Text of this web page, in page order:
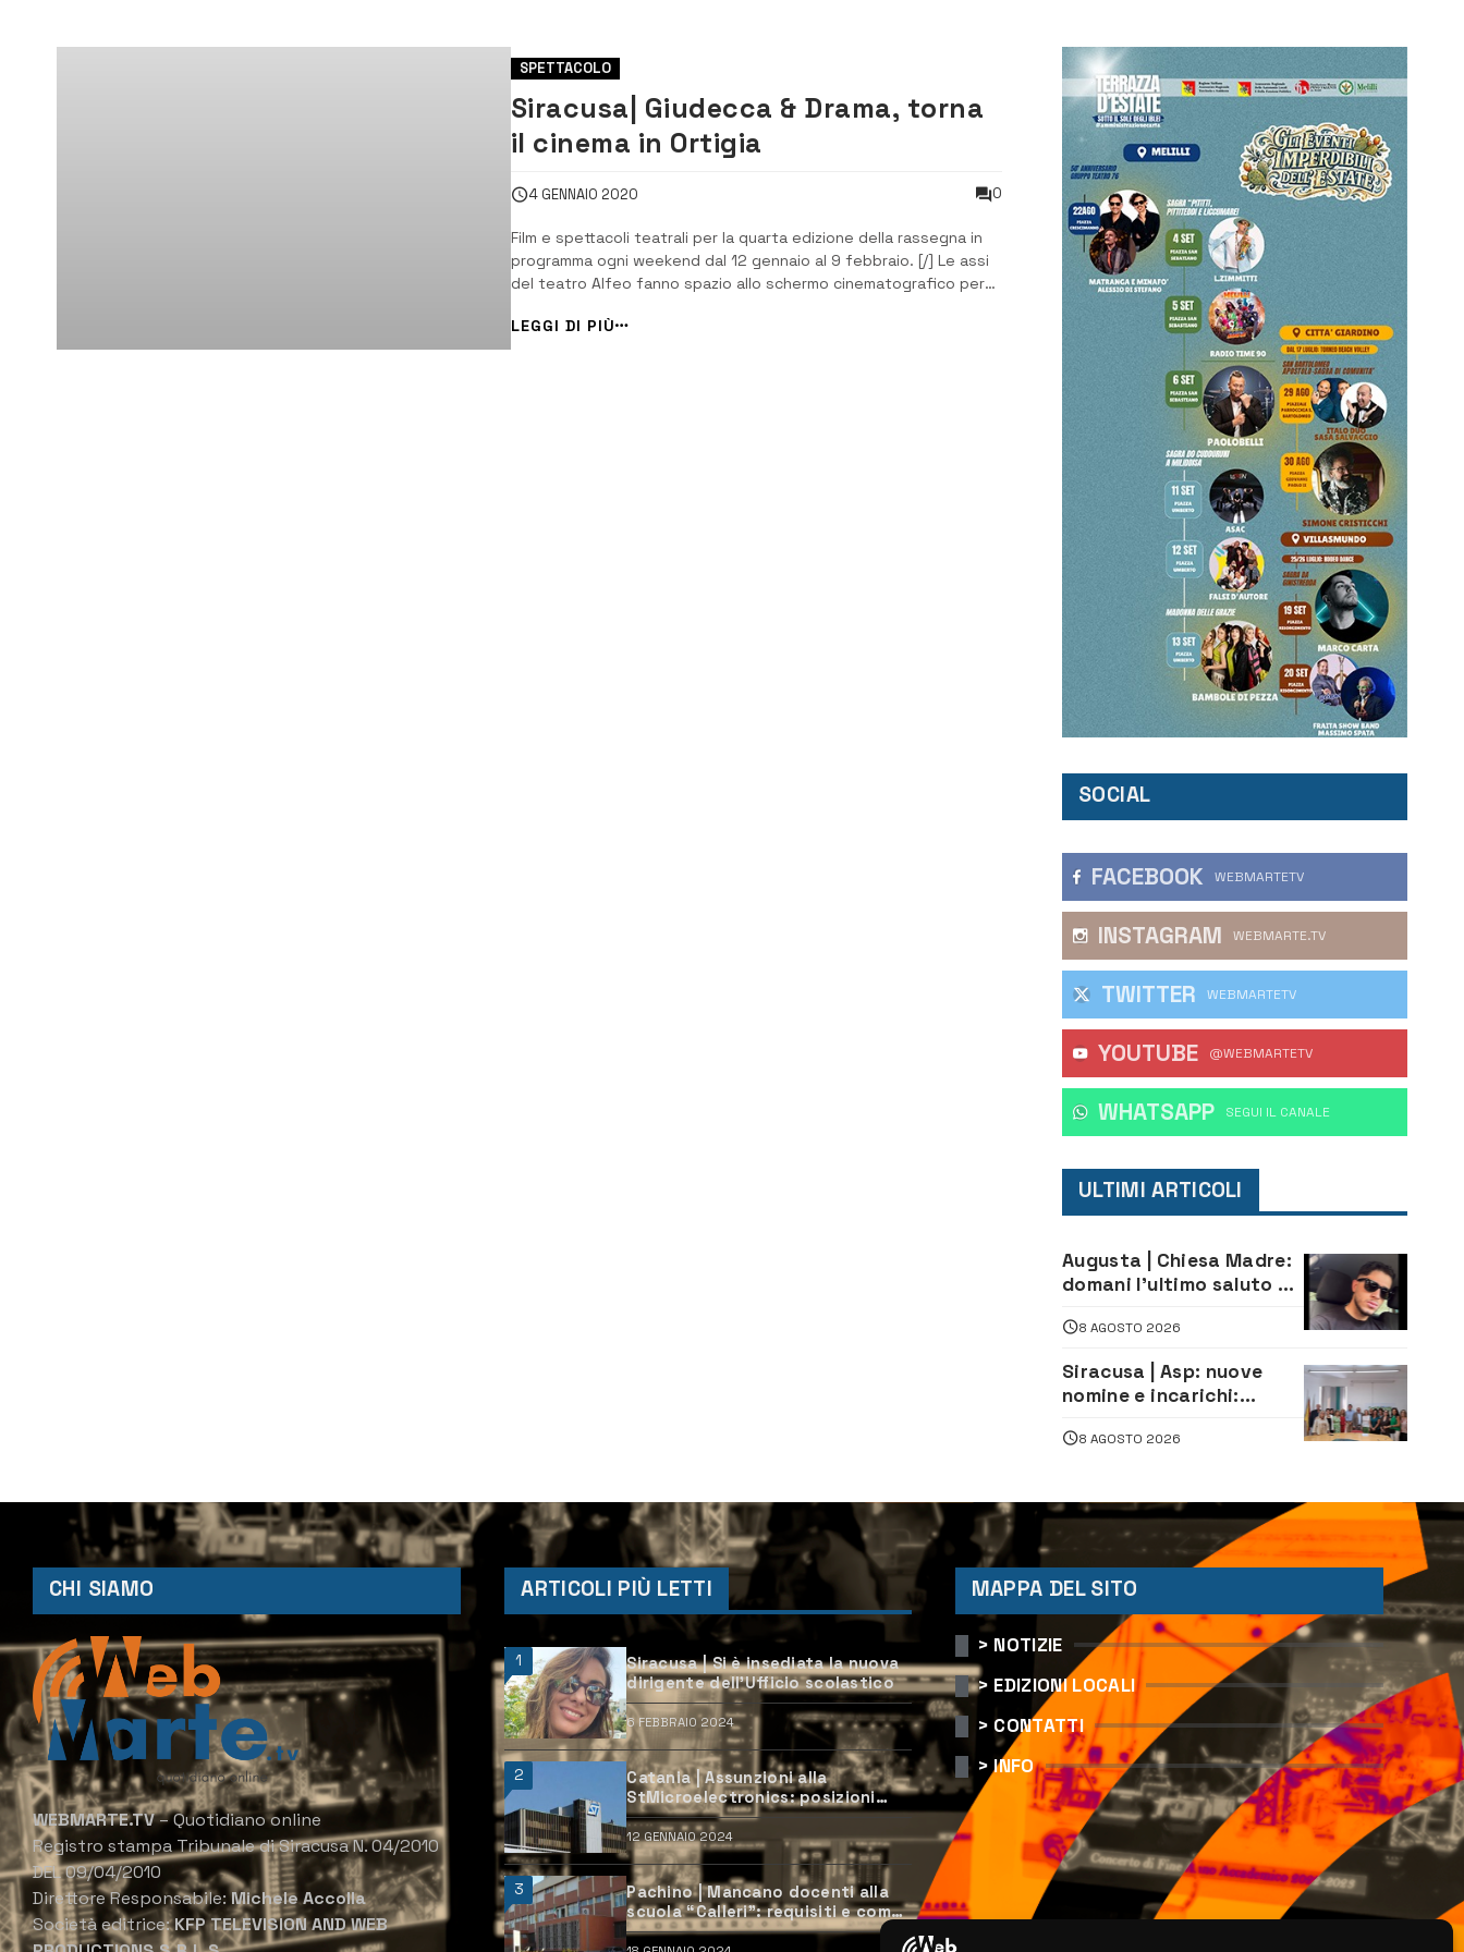
SPETTACOLO
Siracusa| Giudecca & Drama, torna
il cinema in Ortigia
4 GENNAIO 2020 0
Film e spettacoli teatrali per la quarta edizione della rassegna in
programma ogni weekend dal 12 gennaio al 9 febbraio. [/] Le assi
del teatro Alfeo fanno spazio allo schermo cinematografico per
“Giudecca & Drama”, la rassegna nata da un’idea di Alfredo
Mauceri della compag...
LEGGI DI PIÙ
SOCIAL
FACEBOOK WEBMARTETV
INSTAGRAM WEBMARTE.TV
TWITTER WEBMARTETV
YOUTUBE @WEBMARTETV
WHATSAPP ‎SEGUI IL CANALE
ULTIMI ARTICOLI
Augusta | Chiesa Madre:
domani l’ultimo saluto ad
morto in un incidente
8 AGOSTO 2026
Siracusa | Asp: nuove
nomine e incarichi:
di Sanità pubblica,
8 AGOSTO 2026
CHI SIAMO
WEBMARTE.TV– Quotidiano online
Registro stampa Tribunale di Siracusa N. 04/2010
DEL 09/04/2010
Direttore Responsabile:Michele Accolla
Società editrice:KFP TELEVISION AND WEB
ARTICOLI PIÙ LETTI
1
Siracusa | Si è insediata la nuova
dirigente dell’Ufficio scolastico
6 FEBBRAIO 2024
2
Catania | Assunzioni alla
StMicroelectronics: posizioni
aperte e come candidarsi
12 GENNAIO 2024
3
Pachino | Mancano docenti alla
scuola “Calleri”: requisiti e come
candidarsi
MAPPA DEL SITO
> NOTIZIE
> EDIZIONI LOCALI
> CONTATTI
> INFO